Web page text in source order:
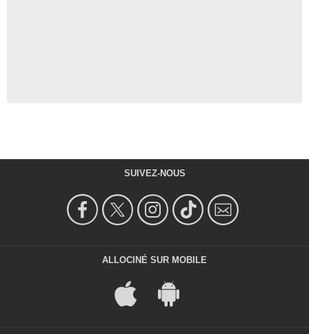
SUIVEZ-NOUS
ALLOCINÉ SUR MOBILE